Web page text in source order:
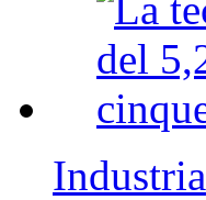
Industria